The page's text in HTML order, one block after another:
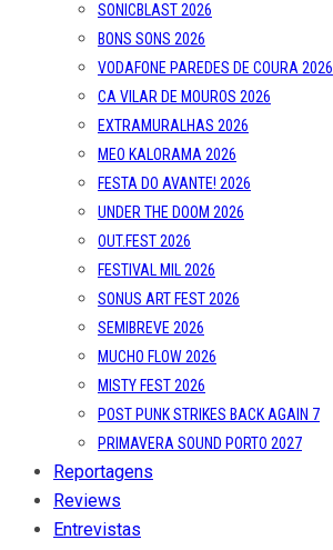
SONICBLAST 2026
BONS SONS 2026
VODAFONE PAREDES DE COURA 2026
CA VILAR DE MOUROS 2026
EXTRAMURALHAS 2026
MEO KALORAMA 2026
FESTA DO AVANTE! 2026
UNDER THE DOOM 2026
OUT.FEST 2026
FESTIVAL MIL 2026
SONUS ART FEST 2026
SEMIBREVE 2026
MUCHO FLOW 2026
MISTY FEST 2026
POST PUNK STRIKES BACK AGAIN 7
PRIMAVERA SOUND PORTO 2027
Reportagens
Reviews
Entrevistas